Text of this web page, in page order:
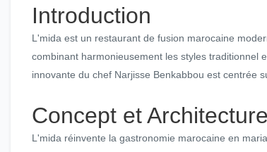
Introduction
L'mida est un restaurant de fusion marocaine
combinant harmonieusement les styles traditionnel
innovante du chef Narjisse Benkabbou est centrée
Concept et Architecture
L'mida réinvente la gastronomie marocaine en